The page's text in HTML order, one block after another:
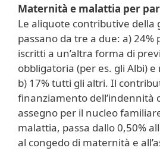
Maternità e malattia per
Le aliquote contributive della
passano da tre a due: a)
iscritti a un’altra forma di
obbligatoria (per es. gli Albi)
b) 17% tutti gli altri. Il
finanziamento dell’indennità
assegno per il nucleo
malattia, passa dallo 0,50%
al congedo di maternità e